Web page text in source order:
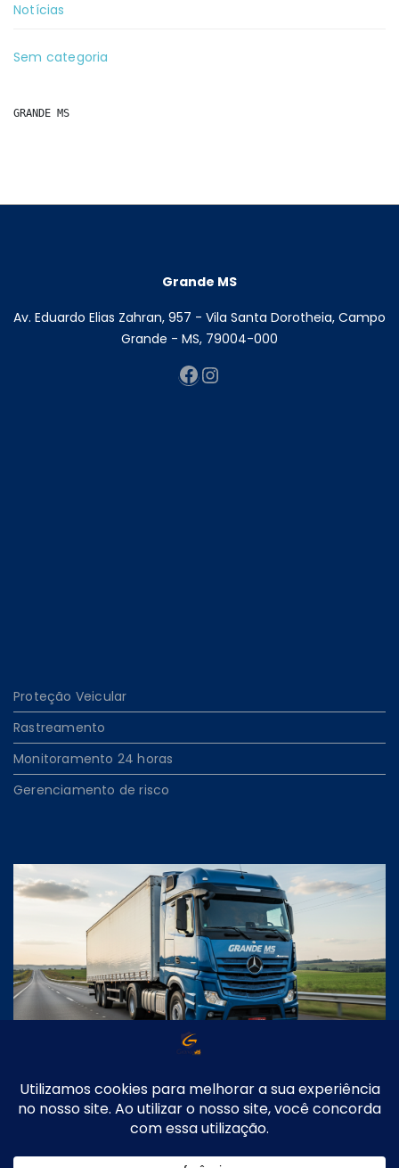
Notícias
Sem categoria
GRANDE MS
Grande MS
Av. Eduardo Elias Zahran, 957 - Vila Santa Dorotheia, Campo
Grande - MS, 79004-000
Facebook
Instagram
Proteção Veicular
Rastreamento
Monitoramento 24 horas
Gerenciamento de risco